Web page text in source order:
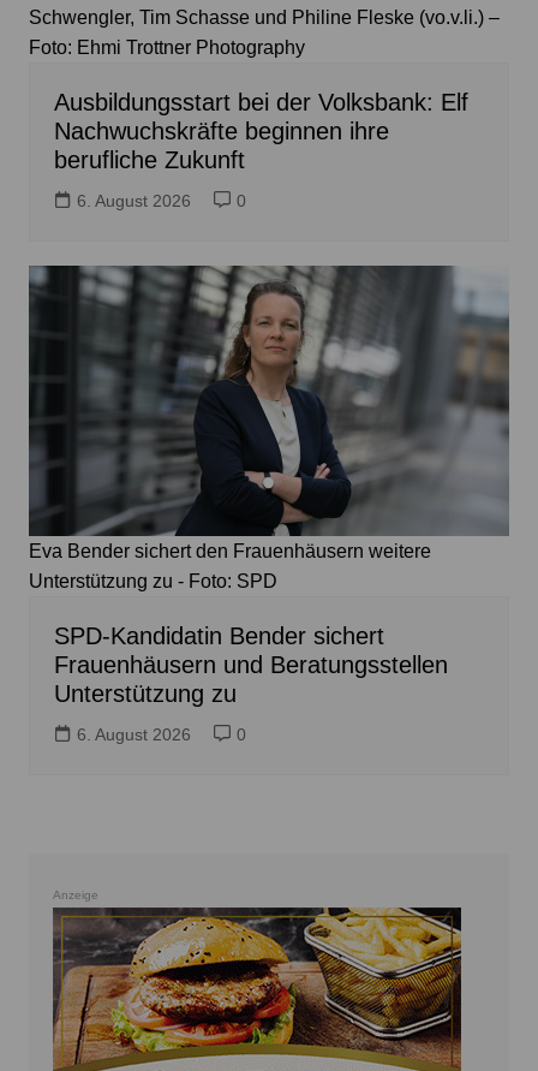
Schwengler, Tim Schasse und Philine Fleske (vo.v.li.) –
Foto: Ehmi Trottner Photography
Ausbildungsstart bei der Volksbank: Elf
Nachwuchskräfte beginnen ihre
berufliche Zukunft
6. August 2026 0
Eva Bender sichert den Frauenhäusern weitere
Unterstützung zu - Foto: SPD
SPD-Kandidatin Bender sichert
Frauenhäusern und Beratungsstellen
Unterstützung zu
6. August 2026 0
Anzeige